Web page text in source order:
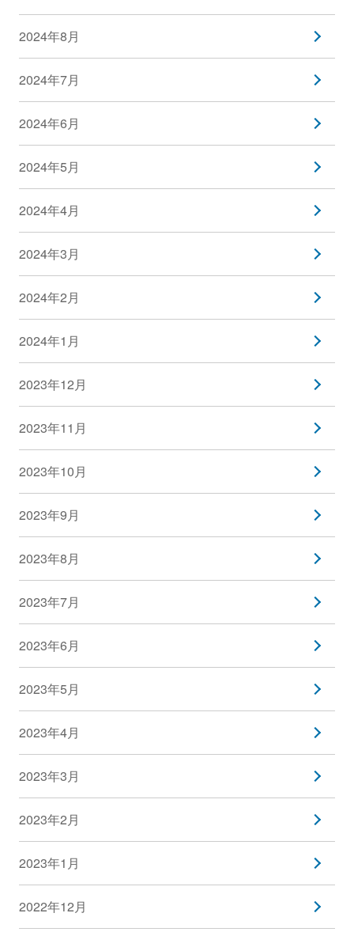
2024年8月
2024年7月
2024年6月
2024年5月
2024年4月
2024年3月
2024年2月
2024年1月
2023年12月
2023年11月
2023年10月
2023年9月
2023年8月
2023年7月
2023年6月
2023年5月
2023年4月
2023年3月
2023年2月
2023年1月
2022年12月